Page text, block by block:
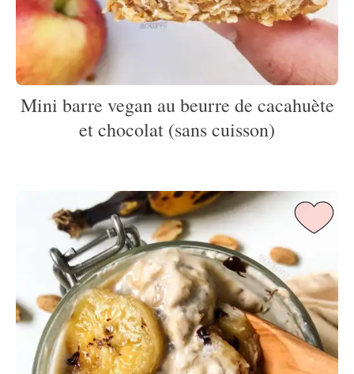
Mini barre vegan au beurre de cacahuète
et chocolat (sans cuisson)